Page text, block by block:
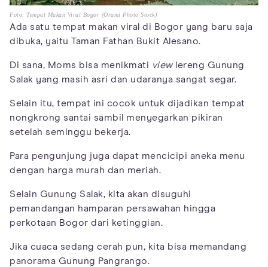
Foto: Tempat Makan Viral Bogor (Orami Photo Stock)
Ada satu tempat makan viral di Bogor yang baru saja
dibuka, yaitu Taman Fathan Bukit Alesano.
Di sana, Moms bisa menikmati viewlereng Gunung
Salak yang masih asri dan udaranya sangat segar.
Selain itu, tempat ini cocok untuk dijadikan tempat
nongkrong santai sambil menyegarkan pikiran
setelah seminggu bekerja.
Para pengunjung juga dapat mencicipi aneka menu
dengan harga murah dan meriah.
Selain Gunung Salak, kita akan disuguhi
pemandangan hamparan persawahan hingga
perkotaan Bogor dari ketinggian.
Jika cuaca sedang cerah pun, kita bisa memandang
panorama Gunung Pangrango.